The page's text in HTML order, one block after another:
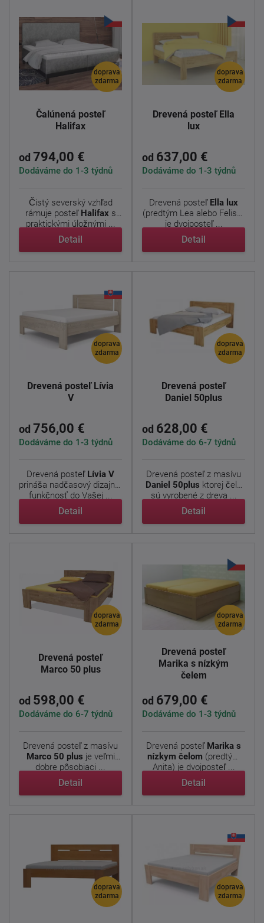
doprava
zdarma
Čalúnená posteľ
Halifax
od 794,00 €
Dodáváme do 1-3 týdnů
Čistý severský vzhľad
rámuje posteľ Halifaxs
praktickými úložnými ...
Detail
doprava
zdarma
Drevená posteľ Ella
lux
od 637,00 €
Dodáváme do 1-3 týdnů
Drevená posteľ Ella lux
(predtým Lea alebo Felisa)
je dvojposteľ ...
Detail
doprava
zdarma
Drevená posteľ Lívia
V
od 756,00 €
Dodáváme do 1-3 týdnů
Drevená posteľ Lívia V
prináša nadčasový dizajn a
funkčnosť do Vašej ...
Detail
doprava
zdarma
Drevená posteľ
Daniel 50plus
od 628,00 €
Dodáváme do 6-7 týdnů
Drevená posteľ z masívu
Daniel 50plus ktorej čela
sú vyrobené z dreva ...
Detail
doprava
zdarma
Drevená posteľ
Marco 50 plus
od 598,00 €
Dodáváme do 6-7 týdnů
Drevená posteľ z masívu
Marco 50 plus je veľmi
dobre pôsobiaci ...
Detail
doprava
zdarma
Drevená posteľ
Marika s nízkým
čelem
od 679,00 €
Dodáváme do 1-3 týdnů
Drevená posteľ Marika s
nízkym čelom (predtým
Anita) je dvojposteľ ...
Detail
doprava
zdarma
doprava
zdarma